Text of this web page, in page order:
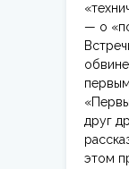
— о
друг
этом